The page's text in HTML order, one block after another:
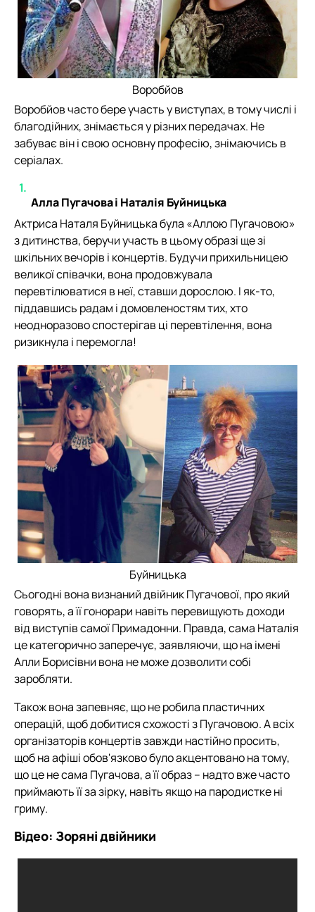
Воробйов
Воробйов часто бере участь у виступах, в тому числі і
благодійних, знімається у різних передачах. Не
забуває він і свою основну професію, знімаючись в
серіалах.
Алла Пугачова і Наталія Буйницька
Актриса Наталя Буйницька була «Аллою Пугачовою»
з дитинства, беручи участь в цьому образі ще зі
шкільних вечорів і концертів. Будучи прихильницею
великої співачки, вона продовжувала
перевтілюватися в неї, ставши дорослою. І як-то,
піддавшись радам і домовленостям тих, хто
неодноразово спостерігав ці перевтілення, вона
ризикнула і перемогла!
Буйницька
Сьогодні вона визнаний двійник Пугачової, про який
говорять, а її гонорари навіть перевищують доходи
від виступів самої Примадонни. Правда, сама Наталія
це категорично заперечує, заявляючи, що на імені
Алли Борисівни вона не може дозволити собі
заробляти.
Також вона запевняє, що не робила пластичних
операцій, щоб добитися схожості з Пугачовою. А всіх
організаторів концертів завжди настійно просить,
щоб на афіші обов'язково було акцентовано на тому,
що це не сама Пугачова, а її образ – надто вже часто
приймають її за зірку, навіть якщо на пародистке ні
гриму.
Відео: Зоряні двійники